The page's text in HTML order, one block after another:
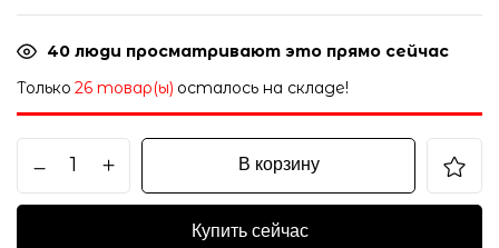
40 люди просматривают это прямо сейчас
Только 26 товар(ы) осталось на складе!
В корзину
Купить сейчас